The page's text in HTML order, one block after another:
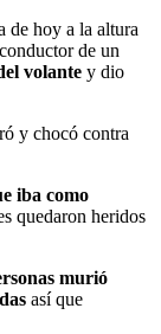
de hoy a la altura
de un
volante y dio
y chocó contra
iba como
quedaron heridos
murió
así que